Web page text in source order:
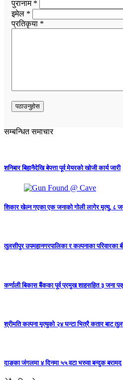
पुरानाम *
इमेल *
प्रतिकृया *
सम्बन्धित समाचार
शनिबार बिहानैदेखि बेपत्ता पूर्व मेयरको खोजी कार्य जारी
शिकार खेल्न गएका एक जनाको गोली लागेर मृत्यु, ८
तुलसीपुर उपमहानगरपालिका र कल्पनाका
कर्णाली बिकास बैंकका पूर्व प्रमुख शाहसहित ३ जना
श्रीमति कल्पना मृत्युको २४ घन्टा भित्रै कतार बाट
दाङका जंगलमा ४ दिनमा ५५ वटा भरुवा बन्दुक बरामद